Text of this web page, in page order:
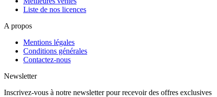
Liste de nos licences
A propos
Mentions légales
Conditions générales
Contactez-nous
Newsletter
Inscrivez-vous à notre newsletter pour recevoir des offres exclusives